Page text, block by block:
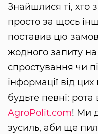
Знайшлися ті, хто
просто за щось
поставив цю
жодного запиту
спростування чи
інформації від
будьте певні:
AgroPolit.com! Ми
зусиль, аби ще